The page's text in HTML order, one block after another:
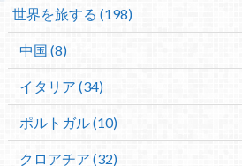
世界を旅する (198)
中国 (8)
イタリア (34)
ポルトガル (10)
クロアチア (32)